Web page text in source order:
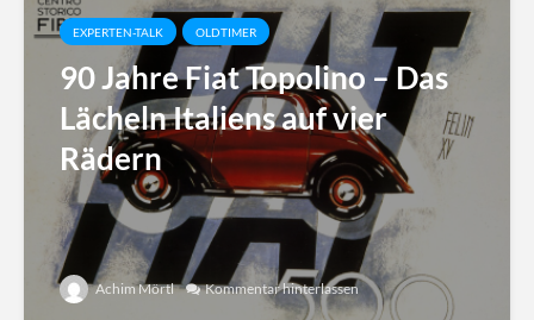
EXPERTEN-TALK OLDTIMER
90 Jahre Fiat Topolino – Das
Lächeln Italiens auf vier
Rädern
Achim Mörtl Kommentar hinterlassen